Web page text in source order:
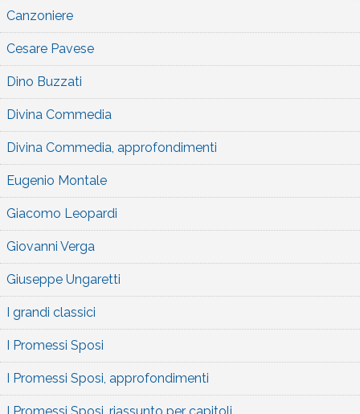
Canzoniere
Cesare Pavese
Dino Buzzati
Divina Commedia
Divina Commedia, approfondimenti
Eugenio Montale
Giacomo Leopardi
Giovanni Verga
Giuseppe Ungaretti
I grandi classici
I Promessi Sposi
I Promessi Sposi, approfondimenti